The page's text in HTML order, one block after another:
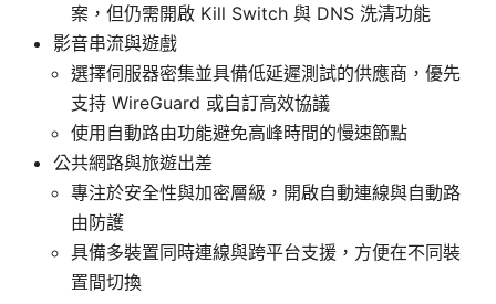
案，但仍需開啟 Kill Switch 與 DNS 洗清功能
影音串流與遊戲
選擇伺服器密集並具備低延遲測試的供應商，優先
支持 WireGuard 或自訂高效協議
使用自動路由功能避免高峰時間的慢速節點
公共網路與旅遊出差
專注於安全性與加密層級，開啟自動連線與自動路
由防護
具備多裝置同時連線與跨平台支援，方便在不同裝
置間切換